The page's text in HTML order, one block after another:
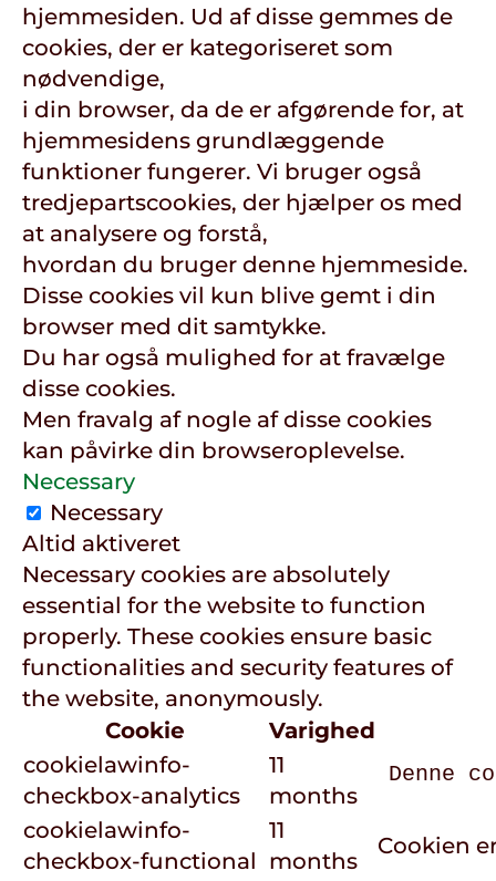
hjemmesiden. Ud af disse gemmes de
cookies, der er kategoriseret som
nødvendige,
i din browser, da de er afgørende for, at
hjemmesidens grundlæggende
funktioner fungerer. Vi bruger også
tredjepartscookies, der hjælper os med
at analysere og forstå,
hvordan du bruger denne hjemmeside.
Disse cookies vil kun blive gemt i din
browser med dit samtykke.
Du har også mulighed for at fravælge
disse cookies.
Men fravalg af nogle af disse cookies
kan påvirke din browseroplevelse.
Necessary
Necessary
Altid aktiveret
Necessary cookies are absolutely
essential for the website to function
properly. These cookies ensure basic
functionalities and security features of
the website, anonymously.
Cookie
Varighed
cookielawinfo-
checkbox-analytics
11
months
Denne
cookielawinfo-
checkbox-functional
11
months
Cookien